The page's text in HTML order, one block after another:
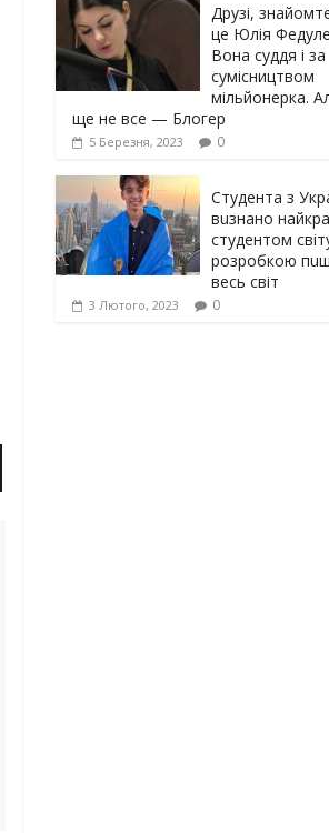
Друзі,
це Юлія
Вона суддя і за
сумісництвом
мільйонерка.
ще не все — Блогер
5 Березня, 2023 0
Студента з
вuзнано
студентом
розробкою
весь світ
3 Лютого, 2023 0